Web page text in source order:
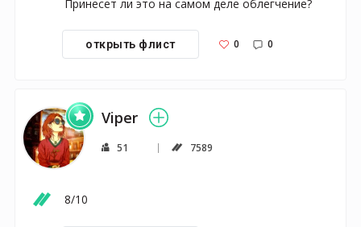
Принесет ли это на самом деле облегчение?
открыть флист 0 0
Viper
51 7589
8/10